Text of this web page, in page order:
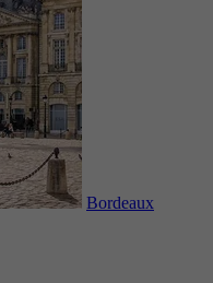
Bordeaux